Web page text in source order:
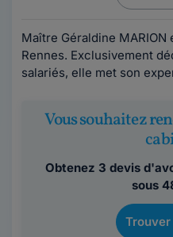
Maître Géraldine
Rennes. Exclusivement
salariés, elle met son
Vous souhaitez
Obtenez 3 devis
sous